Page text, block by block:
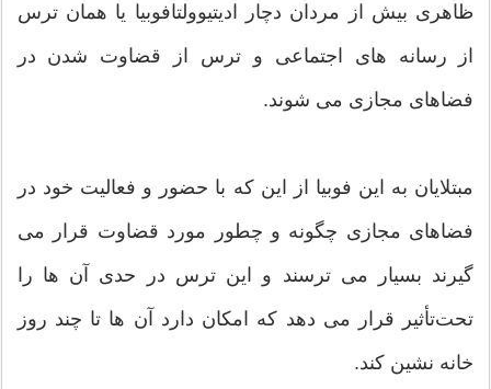
ظاهری بیش از مردان دچار ادیتیوولتافوبیا یا همان ترس
از رسانه های اجتماعی و ترس از قضاوت شدن در
فضاهای مجازی می شوند.
مبتلایان به این فوبیا از این که با حضور و فعالیت خود در
فضاهای مجازی چگونه و چطور مورد قضاوت قرار می
گیرند بسیار می ترسند و این ترس در حدی آن ها را
تحت‌تأثیر قرار می دهد که امکان دارد آن ها تا چند روز
خانه نشین کند.